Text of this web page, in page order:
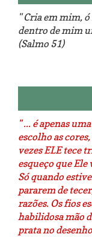
" Cria em mim,
dentro de mim
(Salmo 51)
" ... é apenas
escolho as
vezes ELE tece
esqueço que Ele
Só quando
pararem de
razões. Os fios
habilidosa mão
prata no